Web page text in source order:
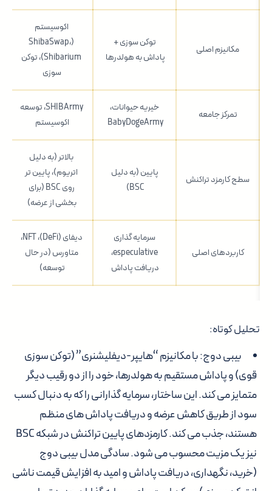
مکانیزم اصلی
توکن سوزی +
پاداش به هولدرها
اکوسیستم
(ShibaSwap،
Shibarium)، توکن
سوزی
تمرکز جامعه
خیریه حیوانات،
BabyDogeArmy
SHIBArmy، توسعه
اکوسیستم
سطح کارمزد تراکنش
پایین (به دلیل
BSC)
بالاتر (به دلیل
اتریوم)، پایین تر
روی BSC (برای
بخشی از عرضه)
کاربردهای اصلی
سرمایه گذاری
especulative،
دریافت پاداش
دیفای (DeFi)، NFT،
متاورس (در حال
توسعه)
تحلیل کوتاه:
بیبی دوج:با مکانیزم “هایپر-دیفلیشنری” (توکن سوزی
قوی) و پاداش مستقیم به هولدرها، خود را از دو رقیب دیگر
متمایز می کند. این ساختار، سرمایه گذارانی را که به دنبال کسب
سود از طریق کاهش عرضه و دریافت پاداش های منظم
هستند، جذب می کند. کارمزدهای پایین تراکنش در شبکه BSC
نیز یک مزیت محسوب می شود. سادگی مدل بیبی دوج
(خرید، نگهداری، دریافت پاداش و امید به افزایش قیمت ناشی